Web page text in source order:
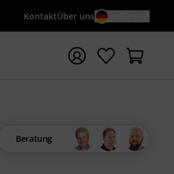
KontaktÜber uns
starten
Beratung